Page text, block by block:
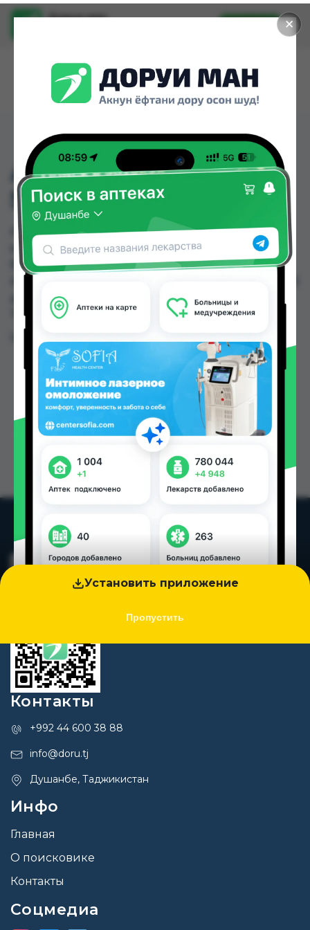
✕
Установить приложение
Пропустить
Доруи ман
Установить
АМПРИЛАН ТБ
5МГ/25МГ №30
АМПРИЛАН ТБ 5МГ/25МГ №30 можно купить
или заказать в аптеках, Абубакри Карим, АЗИЗ
ВАКО , Алишер-К, Амирӣ, Аптека + 24/7, Аптека
до 73.00 TJS в Душанбе и других городах
Таджикистана
Контакты
+992 44 600 38 88
info@doru.tj
Душанбе, Таджикистан
Инфо
Главная
О поисковике
Контакты
Соцмедиа